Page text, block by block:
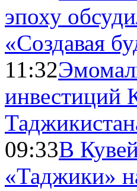
эпоху
«Создавая
11:32
инвестиций
09:33В
«Таджики»